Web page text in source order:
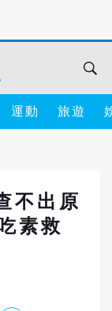
運動 旅遊
不出原
素救